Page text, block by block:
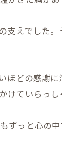
えでした
どの感謝
ていらっし
っと心の中